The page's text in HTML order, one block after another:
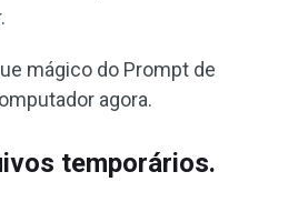
mágico do Prompt de
agora.
temporários.